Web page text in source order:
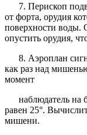
7. Перископ
от форта, орудия
поверхности воды.
опустить орудия,
8. Аэроплан
как раз над
момент
наблюдатель на
равен 25°.
мишени.